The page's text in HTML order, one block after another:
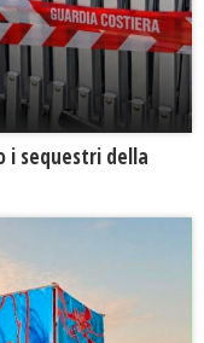
i sequestri della